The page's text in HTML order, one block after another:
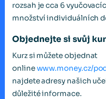
rozsah je cca 6
množství individuálních
Objednejte si svůj
Kurz si můžete objednat
onlinewww.money.cz/
najdete adresy našich
důležité informace.